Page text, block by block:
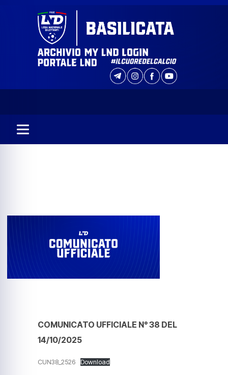
COMUNICATO UFFICIALE N° 38 DEL
14/10/2025
CUN38_2526 Download